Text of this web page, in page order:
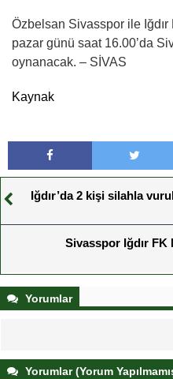
Özbelsan Sivasspor ile
pazar günü saat 16.00’da
oynanacak. – SİVAS
Kaynak
Iğdır’da 2 kişi silahla
Sivasspor Iğdır FK
Yorumlar
Yorumlar (Yorum